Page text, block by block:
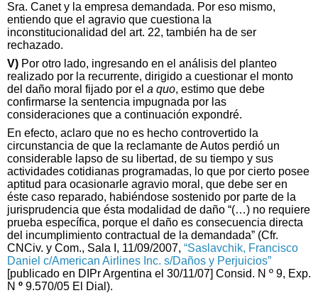
Sra. Canet y la empresa demandada. Por eso mismo,
entiendo que el agravio que cuestiona la
inconstitucionalidad del art. 22, también ha de ser
rechazado.
V) Por otro lado, ingresando en el análisis del planteo
realizado por la recurrente, dirigido a cuestionar el monto
del daño moral fijado por el a quo, estimo que debe
confirmarse la sentencia impugnada por las
consideraciones que a continuación expondré.
En efecto, aclaro que no es hecho controvertido la
circunstancia de que la reclamante de Autos perdió un
considerable lapso de su libertad, de su tiempo y sus
actividades cotidianas programadas, lo que por cierto posee
aptitud para ocasionarle agravio moral, que debe ser en
éste caso reparado, habiéndose sostenido por parte de la
jurisprudencia que ésta modalidad de daño “(…) no requiere
prueba específica, porque el daño es consecuencia directa
del incumplimiento contractual de la demandada” (Cfr.
CNCiv. y Com., Sala I, 11/09/2007, “Saslavchik, Francisco
Daniel c/American Airlines Inc. s/Daños y Perjuicios”
[publicado en DIPr Argentina el 30/11/07] Consid. N º 9, Exp.
N º 9.570/05 El Dial).